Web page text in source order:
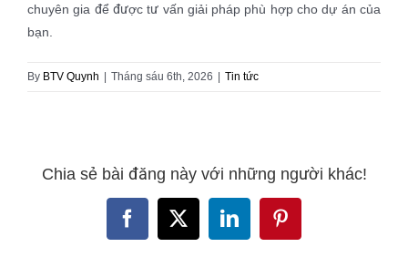
chuyên gia để được tư vấn giải pháp phù hợp cho dự án của
bạn.
By BTV Quynh | Tháng sáu 6th, 2026 | Tin tức
Chia sẻ bài đăng này với những người khác!
Facebook
X LinkedInPinterest